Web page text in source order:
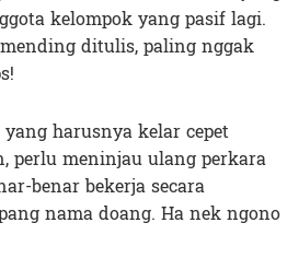
kelompok yang pasif lagi.
ditulis, paling nggak
harusnya kelar cepet
perlu meninjau ulang perkara
benar bekerja secara
nama doang. Ha nek ngono